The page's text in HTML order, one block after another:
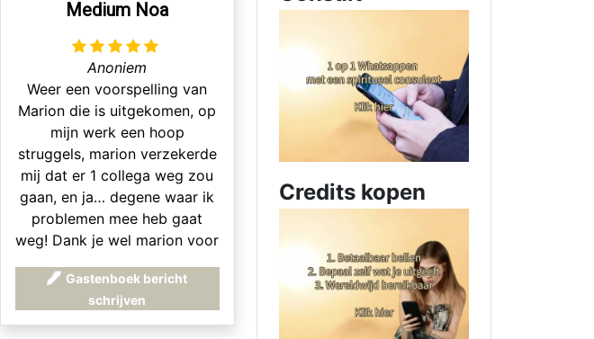
Medium Noa
Anoniem
Weer een voorspelling van
Marion die is uitgekomen, op
mijn werk een hoop
struggels, marion verzekerde
mij dat er 1 collega weg zou
gaan, en ja… degene waar ik
problemen mee heb gaat
weg! Dank je wel marion voor
Gastenboek bericht
schrijven
Credits kopen